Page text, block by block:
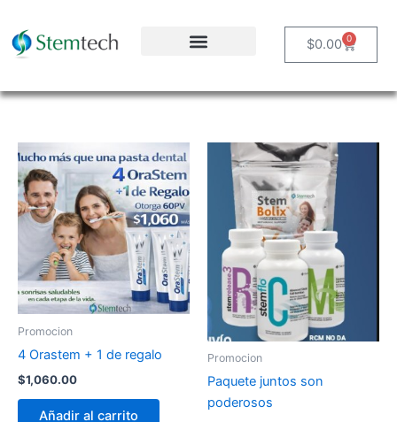
contenido
$0.00 0
Carrito
Promocion
4 Orastem + 1 de regalo
$1,060.00
Añadir al carrito
Promocion
Paquete juntos son
poderosos